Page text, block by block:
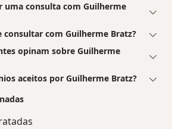
uma consulta com Guilherme
consultar com Guilherme Bratz?
opinam sobre Guilherme
aceitos por Guilherme Bratz?